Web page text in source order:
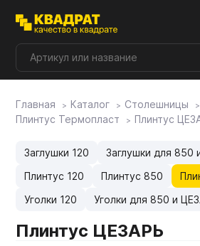
Плитные материалы
Фурнитура
Столешницы
Главная Каталог
Столешницы
Плинтус Термопласт
Плинтус
Заглушки 120
Заглушки для 850
Плинтус 120
Плинтус 850
Уголки 120
Уголки для 850 и
Плинтус ЦЕЗАРЬ